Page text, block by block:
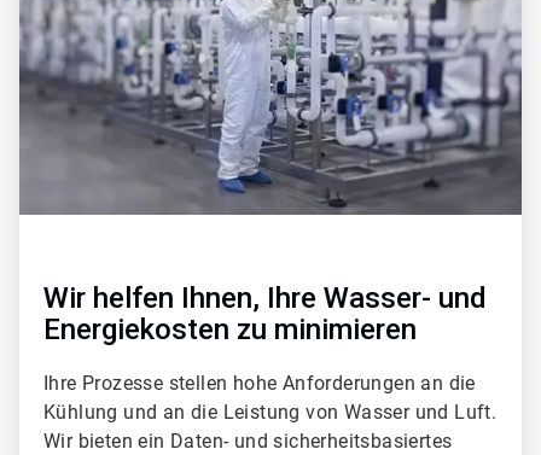
3
Wir helfen Ihnen, Ihre Wasser- und
Energiekosten zu minimieren
Ihre Prozesse stellen hohe Anforderungen an die
Kühlung und an die Leistung von Wasser und Luft.
Wir bieten ein Daten- und sicherheitsbasiertes